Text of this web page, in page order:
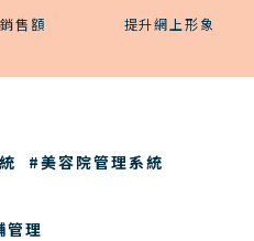
售額 提升網上形象
#美容院管理系統
管理